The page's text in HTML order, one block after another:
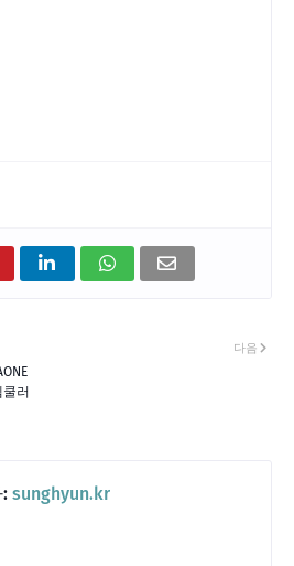
다음
러
sunghyun.kr